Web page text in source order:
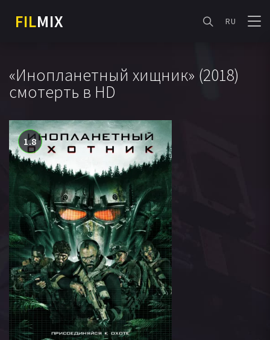
FILMIX RU
«Инопланетный хищник» (2018)
смотерть в HD
1.8